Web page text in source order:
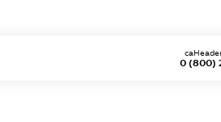
0 (800)